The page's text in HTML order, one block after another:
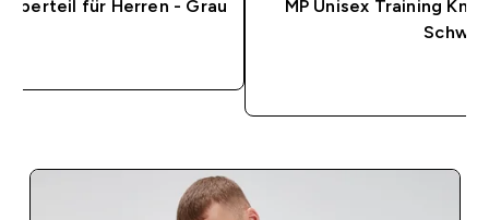
Oberteil für Herren - Grau
MP Unisex Training